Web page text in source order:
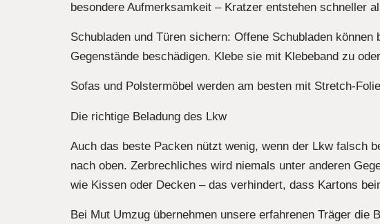
besondere Aufmerksamkeit – Kratzer entstehen schneller
Schubladen und Türen sichern: Offene Schubladen
Gegenstände beschädigen. Klebe sie mit Klebeband zu
Sofas und Polstermöbel werden am besten mit Stretch-
Die richtige Beladung des Lkw
Auch das beste Packen nützt wenig, wenn der Lkw falsch
nach oben. Zerbrechliches wird niemals unter anderen
wie Kissen oder Decken – das verhindert, dass Kartons
Bei Mut Umzug übernehmen unsere erfahrenen Träger